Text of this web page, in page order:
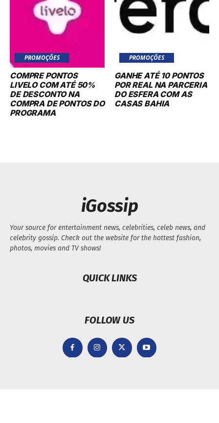
PROMOÇÕES
COMPRE PONTOS
LIVELO COM ATÉ 50%
DE DESCONTO NA
COMPRA DE PONTOS DO
PROGRAMA
PROMOÇÕES
GANHE ATÉ 10 PONTOS
POR REAL NA PARCERIA
DO ESFERA COM AS
CASAS BAHIA
iGossip
Your source for entertainment news, celebrities, celeb news, and
celebrity gossip. Check out the website for the hottest fashion,
photos, movies and TV shows!
QUICK LINKS
FOLLOW US